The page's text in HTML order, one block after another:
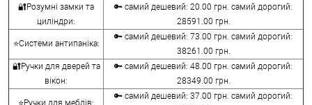
🔐Розумні замки та
циліндри:
🔑 самий дешевий: 20.00 грн. самий дорогий:
28591.00 грн.
⭐Системи антипаніка:
🔑 самий дешевий: 73.00 грн. самий дорогий:
38261.00 грн.
🔐Ручки для дверей та
вікон:
🔑 самий дешевий: 48.00 грн. самий дорогий:
28349.00 грн.
⭐Ручки для меблів:
🔑 самий дешевий: 37.00 грн. самий дорогий: